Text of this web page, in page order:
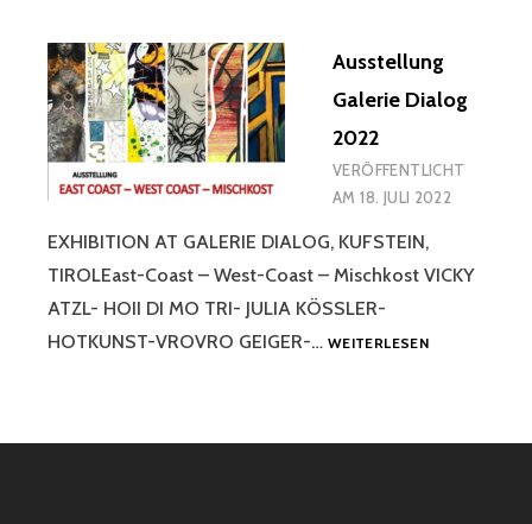
Ausstellung
Galerie Dialog
2022
VERÖFFENTLICHT
AM18. JULI 2022
EXHIBITION AT GALERIE DIALOG, KUFSTEIN,
TIROLEast-Coast – West-Coast – Mischkost VICKY
ATZL- HOII DI MO TRI- JULIA KÖSSLER-
HOTKUNST-VROVRO GEIGER-… WEITERLESEN